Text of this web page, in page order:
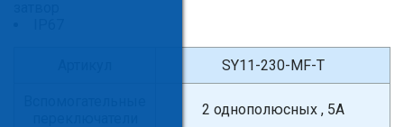
SY11-230-MF-T
2 однополюсных , 5А